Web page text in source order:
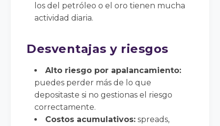
los del petróleo o el oro tienen mucha
actividad diaria.
Desventajas y riesgos
Alto riesgo por apalancamiento:
puedes perder más de lo que
depositaste si no gestionas el riesgo
correctamente.
Costos acumulativos: spreads,